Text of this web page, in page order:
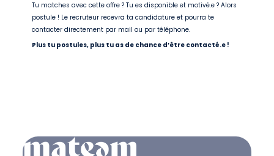
Tu matches avec cette offre ? Tu es disponible et motivé.e ? Alors
postule ! Le recruteur recevra ta candidature et pourra te
contacter directement par mail ou par téléphone.
Plus tu postules, plus tu as de chance d’être contacté.e !